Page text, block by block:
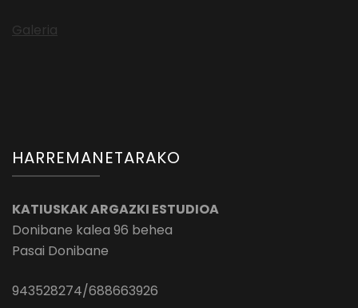
Galeria
HARREMANETARAKO
KATIUSKAK ARGAZKI ESTUDIOA
Donibane kalea 96 behea
Pasai Donibane
943528274/688663926